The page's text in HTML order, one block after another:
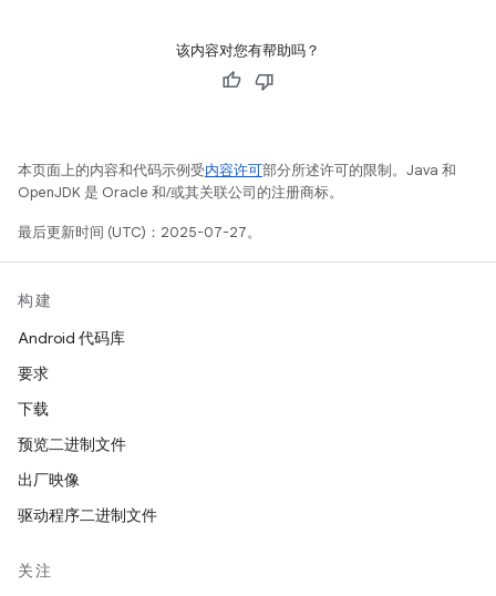
该内容对您有帮助吗？
本页面上的内容和代码示例受内容许可部分所述许可的限制。Java 和
OpenJDK 是 Oracle 和/或其关联公司的注册商标。
最后更新时间 (UTC)：2025-07-27。
构建
Android 代码库
要求
下载
预览二进制文件
出厂映像
驱动程序二进制文件
关注